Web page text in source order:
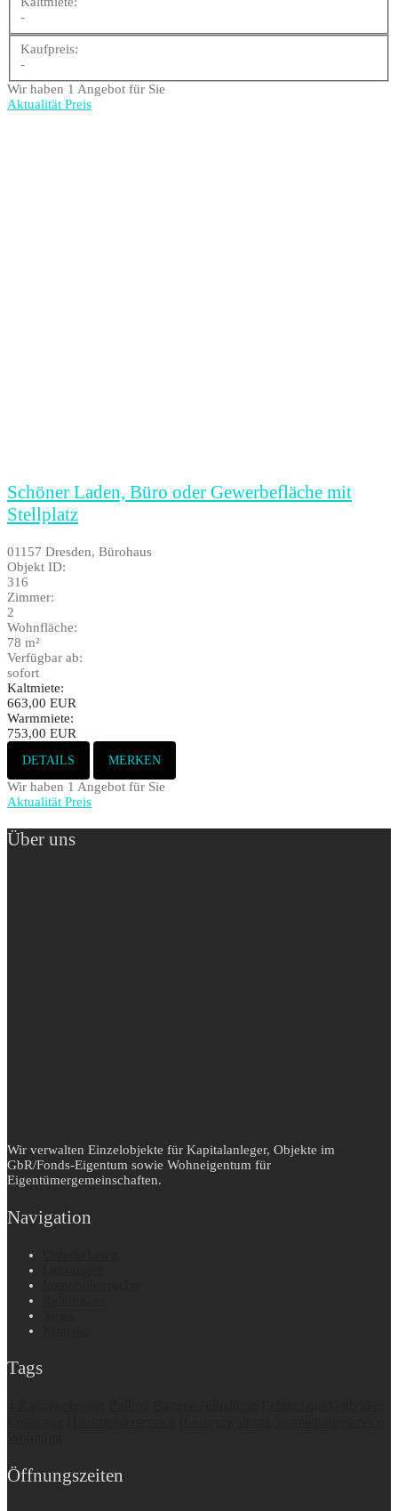
-
Kaufpreis:
-
Wir haben 1 Angebot für Sie
Aktualität Preis
Schöner Laden, Büro oder Gewerbefläche mit
Stellplatz
01157 Dresden, Bürohaus
Objekt ID:
316
Zimmer:
2
Wohnfläche:
78 m²
Verfügbar ab:
sofort
Kaltmiete:
663,00 EUR
Warmmiete:
753,00 EUR
DETAILS MERKEN
Wir haben 1 Angebot für Sie
Aktualität Preis
Über uns
Wir verwalten Einzelobjekte für Kapitalanleger, Objekte im
GbR/Fonds-Eigentum sowie Wohneigentum für
Eigentümergemeinschaften.
Navigation
Tags
Öffnungszeiten